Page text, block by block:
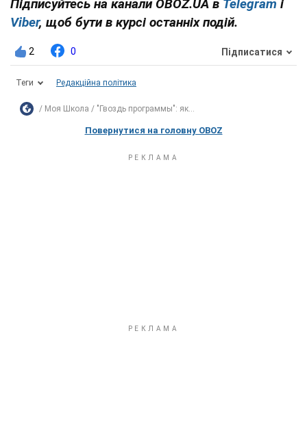
Підписуйтесь на канали OBOZ.UA в Telegram і
Viber, щоб бути в курсі останніх подій.
2 0 Підписатися
Теги Редакційна політика
Моя Школа "Гвоздь программы": як...
Повернутися на головну OBOZ